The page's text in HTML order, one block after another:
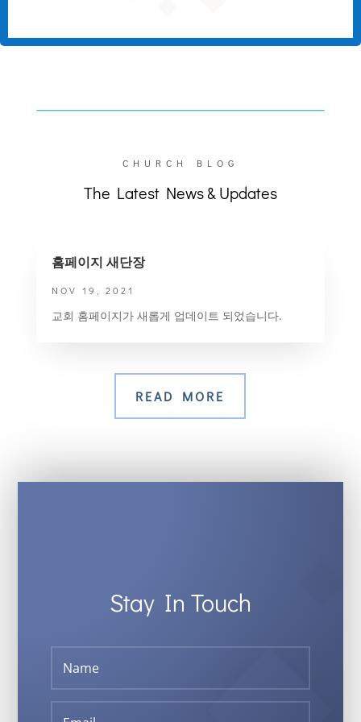
CHURCH BLOG
The Latest News & Updates
홈페이지 새단장
NOV 19, 2021
교회 홈페이지가 새롭게 업데이트 되었습니다.
READ MORE
Stay In Touch